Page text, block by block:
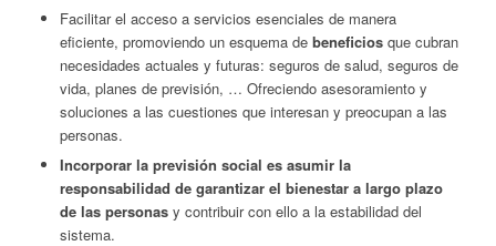
Facilitar el acceso a servicios esenciales de manera
eficiente, promoviendo un esquema de beneficiosque cubran
necesidades actuales y futuras: seguros de salud, seguros de
vida, planes de previsión, … Ofreciendo asesoramiento y
soluciones a las cuestiones que interesan y preocupan a las
personas.
Incorporar la previsión social es asumir la
responsabilidad de garantizar el bienestar a largo plazo
de las personasy contribuir con ello a la estabilidad del
sistema.